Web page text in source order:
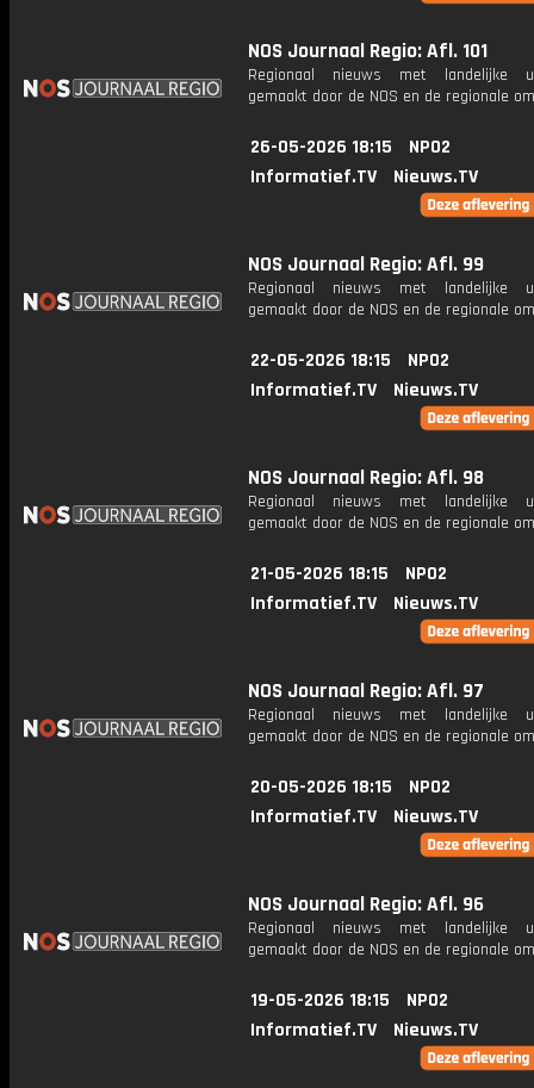
NOS Journaal Regio: Afl. 101
Regionaal nieuws met landelijke
gemaakt door de NOS en de regionale
26-05-2026 18:15
NPO2
Informatief.TV
Nieuws.TV
NOS Journaal Regio: Afl. 99
Regionaal nieuws met landelijke
gemaakt door de NOS en de regionale
22-05-2026 18:15
NPO2
Informatief.TV
Nieuws.TV
NOS Journaal Regio: Afl. 98
Regionaal nieuws met landelijke
gemaakt door de NOS en de regionale
21-05-2026 18:15
NPO2
Informatief.TV
Nieuws.TV
NOS Journaal Regio: Afl. 97
Regionaal nieuws met landelijke
gemaakt door de NOS en de regionale
20-05-2026 18:15
NPO2
Informatief.TV
Nieuws.TV
NOS Journaal Regio: Afl. 96
Regionaal nieuws met landelijke
gemaakt door de NOS en de regionale
19-05-2026 18:15
NPO2
Informatief.TV
Nieuws.TV